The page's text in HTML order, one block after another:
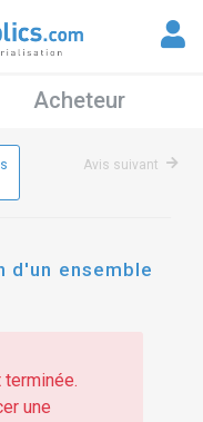
Acheteur
Avis suivant
d'un ensemble
une